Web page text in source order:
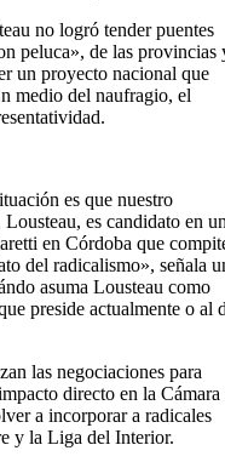
no logró tender puentes
peluca», de las provincias
un proyecto nacional que
medio del naufragio, el
es que nuestro
es candidato en
en Córdoba que
del radicalismo», señala
asuma Lousteau como
preside actualmente o al
las negociaciones para
directo en la Cámara
a incorporar a radicales
y la Liga del Interior.